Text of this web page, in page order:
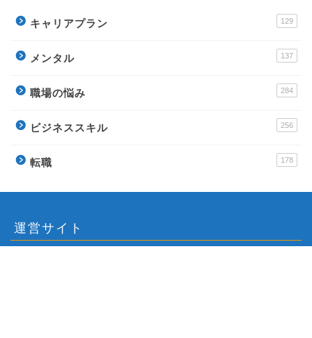
キャリアプラン 129
メンタル 137
職場の悩み 284
ビジネススキル 256
転職 178
運営サイト